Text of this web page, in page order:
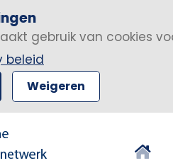
gebruik van cookies
beleid
Weigeren